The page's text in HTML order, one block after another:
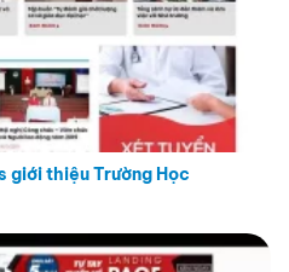
giới thiệu Trường Học